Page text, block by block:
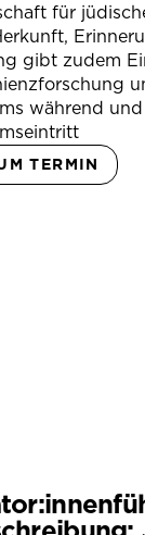
für
gibt zudem
während
TERMIN